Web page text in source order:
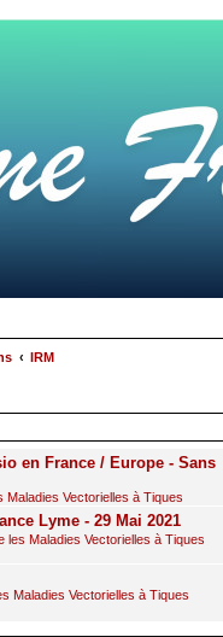
IRM
en France / Europe - Sans
Vectorielles à Tiques
Lyme - 29 Mai 2021
Maladies Vectorielles à Tiques
Maladies Vectorielles à Tiques